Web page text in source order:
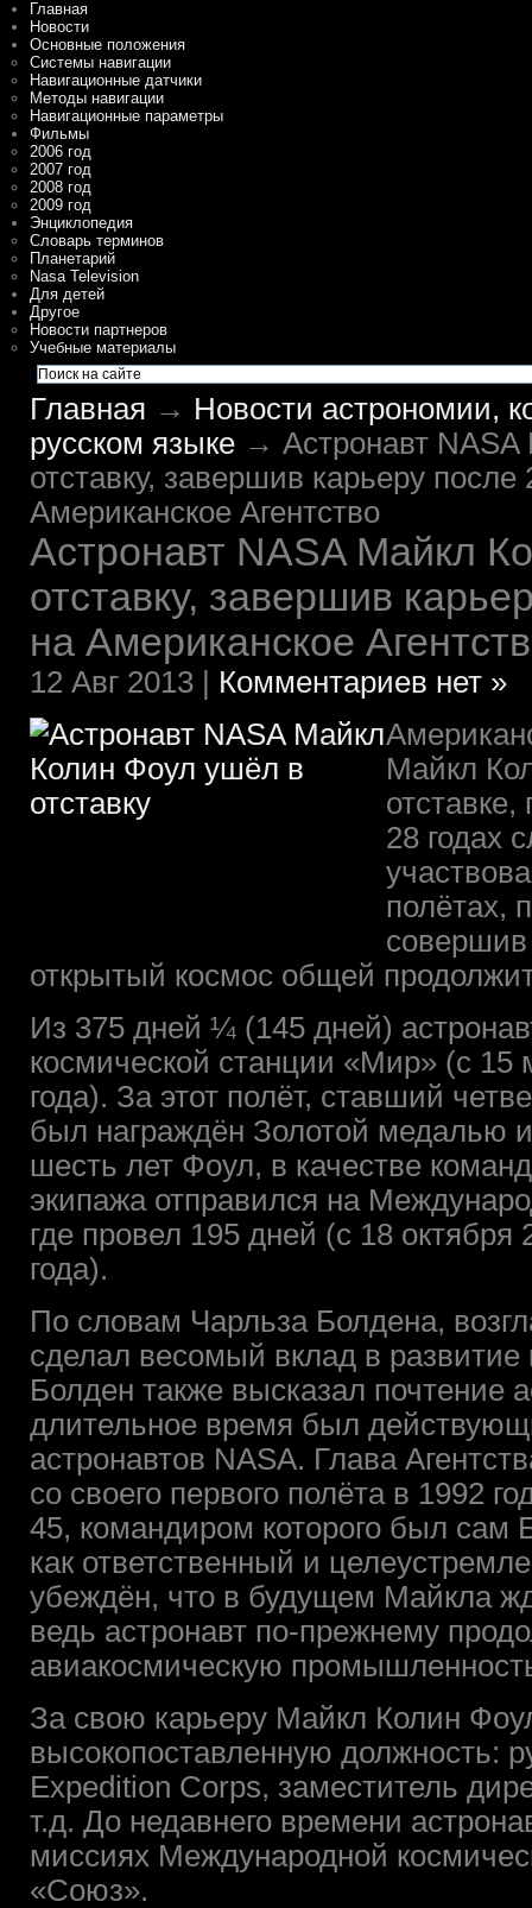
Главная
Новости
Основные положения
Системы навигации
Навигационные датчики
Методы навигации
Навигационные параметры
Фильмы
2006 год
2007 год
2008 год
2009 год
Энциклопедия
Словарь терминов
Планетарий
Nasa Television
Для детей
Другое
Новости партнеров
Учебные материалы
Главная → Новости астрономии,
русском языке → Астронавт
отставку, завершив карьеру
Американское Агентство
Астронавт NASA Майкл
отставку, завершив
на Американское
12 Авг 2013 | Комментариев нет »
Майкл
28 годах
полётах,
совершив
открытый космос общей
Из 375 дней ¼ (145 дней)
космической станции «Мир» (с 15
года). За этот полёт, ставший
был награждён Золотой медалью
шесть лет Фоул, в качестве
экипажа отправился на
где провел 195 дней (с 18 октября
года).
По словам Чарльза Болдена,
сделал весомый вклад в
Болден также высказал почтение
длительное время был
астронавтов NASA. Глава
со своего первого полёта в 1992
45, командиром которого был сам
как ответственный и
убеждён, что в будущем Майкла
ведь астронавт по-прежнему
авиакосмическую
За свою карьеру Майкл Колин
высокопоставленную должность:
Expedition Corps, заместитель
т.д. До недавнего времени
миссиях Международной
«Союз».